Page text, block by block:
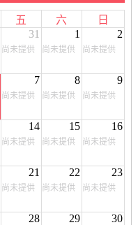
五 六
日
31
尚未提供
1
尚未提供
2
尚未提供
7
尚未提供
8
尚未提供
9
尚未提供
14
尚未提供
15
尚未提供
16
尚未提供
21
尚未提供
22
尚未提供
23
尚未提供
28 29 30